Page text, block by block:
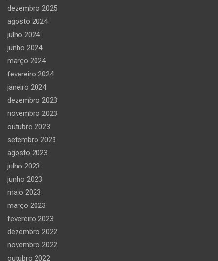
dezembro 2025
agosto 2024
julho 2024
junho 2024
março 2024
fevereiro 2024
janeiro 2024
dezembro 2023
novembro 2023
outubro 2023
setembro 2023
agosto 2023
julho 2023
junho 2023
maio 2023
março 2023
fevereiro 2023
dezembro 2022
novembro 2022
outubro 2022